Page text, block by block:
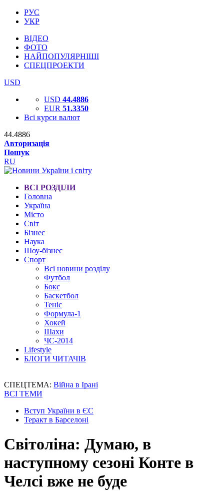
РУС
УКР
ВІДЕО
ФОТО
НАЙПОПУЛЯРНІШІ
СПЕЦПРОЕКТИ
USD
USD 44.4886
EUR 51.3350
Всі курси валют
44.4886
Авторизація
Пошук
RU
ВСІ РОЗДІЛИ
Головна
Україна
Місто
Світ
Бізнес
Наука
Шоу-бізнес
Спорт
Всі новини розділу
Футбол
Бокс
Баскетбол
Теніс
Формула-1
Хокей
Шахи
ЧС-2014
Lifestyle
БЛОГИ ЧИТАЧІВ
СПЕЦТЕМА: Війна в Ірані
ВСІ ТЕМИ
Вступ України в ЄС
Теракт в Барселоні
Світоліна: Думаю, в
наступному сезоні Конте в
Челсі вже не буде